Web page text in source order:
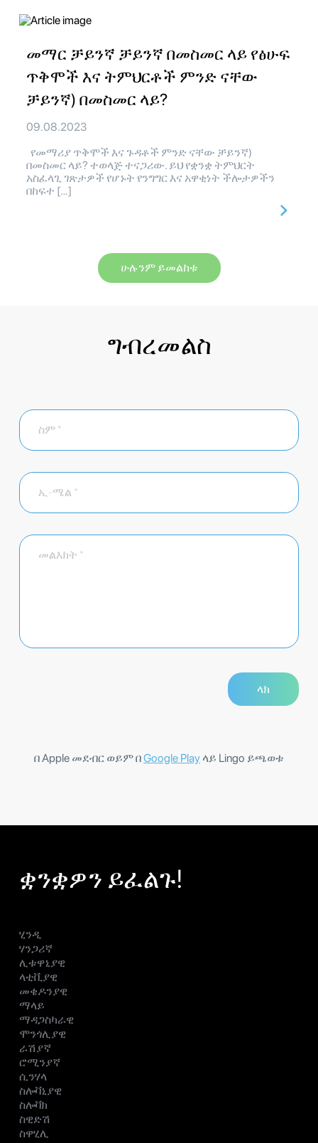
መማር ቻይንኛ ቻይንኛ በመስመር ላይ የፅሁፍ
ጥቅሞች እና ትምህርቶች ምንድ ናቸው
ቻይንኛ) በመስመር ላይ?
09.08.2023
የመማሪያ ጥቅሞች እና ጉዳቶች ምንድ ናቸው ቻይንኛ)
በመስመር ላይ? ተወላጅ ተናጋሪው. ይህ የቋንቋ ትምህርት
አስፈላጊ ገጽታዎች የሆኑት የንግግር እና አዋቂነት ችሎታዎችን
በከፍተ […]
ሁሉንም ይመልከቱ
ግብረመልስ
በ Apple መደብር ወይም በGoogle Play ላይ Lingo ይጫወቱ
ቋንቋዎን ይፈልጉ!
ሂንዲ
ሃንጋሪኛ
ሊቱዋኒያዊ
ላቲቪያዊ
መቄዶንያዊ
ማላይ
ማዳጋስካራዊ
ሞንጎሊያዊ
ራሽያኛ
ሮሚንያኛ
ሲንሃላ
ስሎቫኒያዊ
ስሎቫክ
ስዊድሽ
ስዋሂሊ